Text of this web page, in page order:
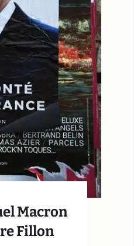
Macron
Fillon